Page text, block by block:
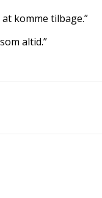
komme tilbage.”
altid.”